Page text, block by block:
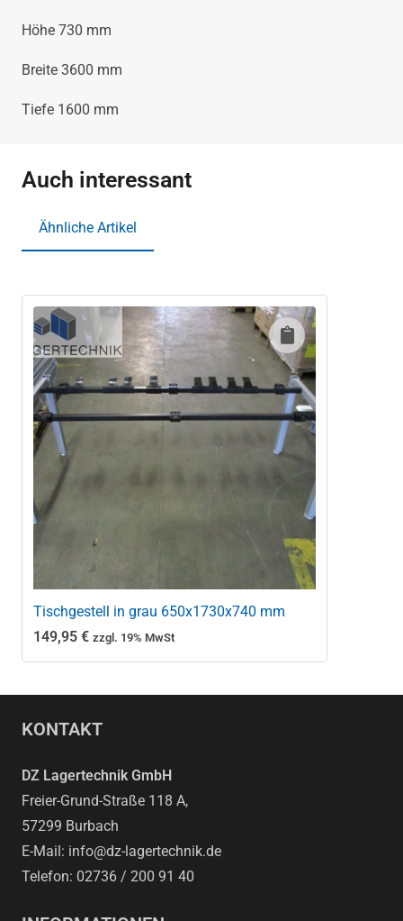
Höhe 730 mm
Breite 3600 mm
Tiefe 1600 mm
Auch interessant
Ähnliche Artikel
Tischgestell in grau 650x1730x740 mm
149,95 € zzgl. 19% MwSt
KONTAKT
DZ Lagertechnik GmbH
Freier-Grund-Straße 118 A,
57299 Burbach
E-Mail: info@dz-lagertechnik.de
Telefon: 02736 / 200 91 40